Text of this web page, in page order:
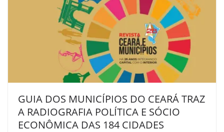
GUIA DOS MUNICÍPIOS DO CEARÁ TRAZ
A RADIOGRAFIA POLÍTICA E SÓCIO
ECONÔMICA DAS 184 CIDADES